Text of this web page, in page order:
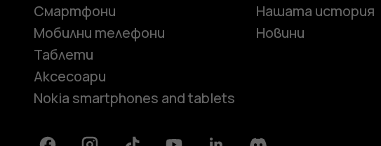
Смартфони
Мобилни телефони
Таблети
Аксесоари
Nokia smartphones and tablets
Нашата история
Новини